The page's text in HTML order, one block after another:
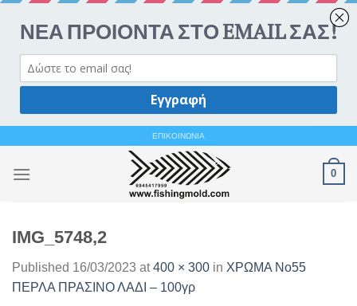
content
ΕΠΙΚΟΙΝΩΝΙΑ
0
IMG_5748,2
Published 16/03/2023 at400 × 300 in ΧΡΩΜΑ Νο55
ΠΕΡΛΑ ΠΡΑΣΙΝΟ ΛΑΔΙ – 100γρ